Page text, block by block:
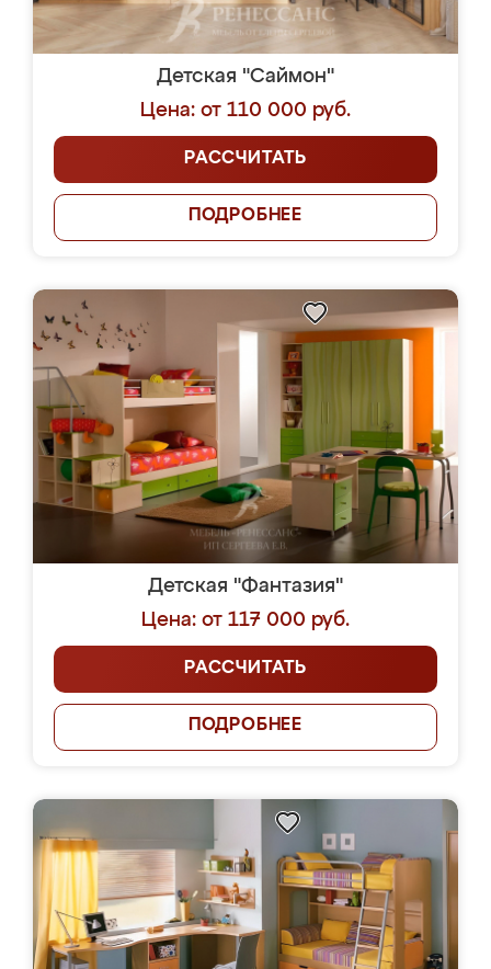
Детская "Саймон"
Цена: от 110 000 руб.
РАССЧИТАТЬ
ПОДРОБНЕЕ
Детская "Фантазия"
Цена: от 117 000 руб.
РАССЧИТАТЬ
ПОДРОБНЕЕ